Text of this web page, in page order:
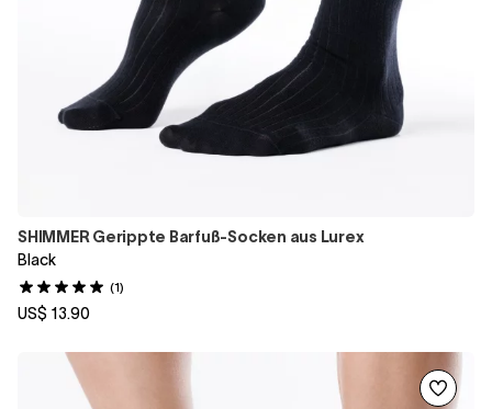
SHIMMER Gerippte Barfuß-Socken aus Lurex
Black
(1)
US$ 13.90